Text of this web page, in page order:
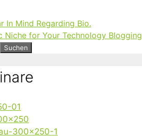
In Mind Regarding Bio.
for Your Technology